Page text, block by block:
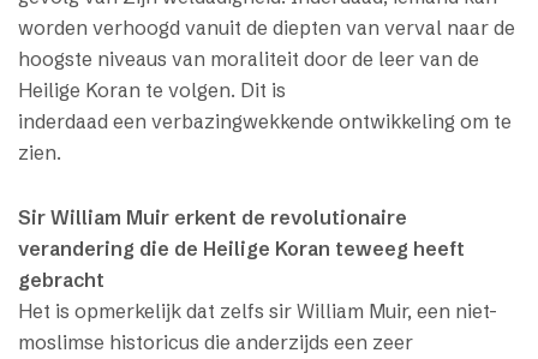
worden verhoogd vanuit de diepten van verval naar de
hoogste niveaus van moraliteit door de leer van de
Heilige Koran te volgen. Dit is
inderdaad een verbazingwekkende ontwikkeling om te
zien.
Sir William Muir erkent de revolutionaire
verandering die de Heilige Koran teweeg heeft
gebracht
Het is opmerkelijk dat zelfs sir William Muir, een niet-
moslimse historicus die anderzijds een zeer